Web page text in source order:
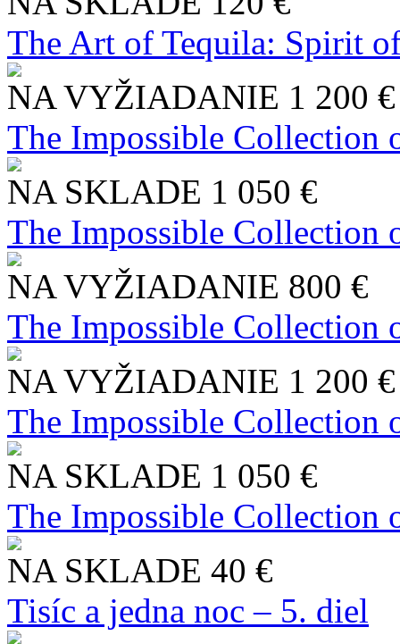
The Art of Tequila: Spirit
NA VYŽIADANIE 1 200 €
The Impossible Collection
NA SKLADE 1 050 €
The Impossible Collection
NA VYŽIADANIE 800 €
The Impossible Collection
NA VYŽIADANIE 1 200 €
The Impossible Collection
NA SKLADE 1 050 €
The Impossible Collection
NA SKLADE 40 €
Tisíc a jedna noc – 5. diel